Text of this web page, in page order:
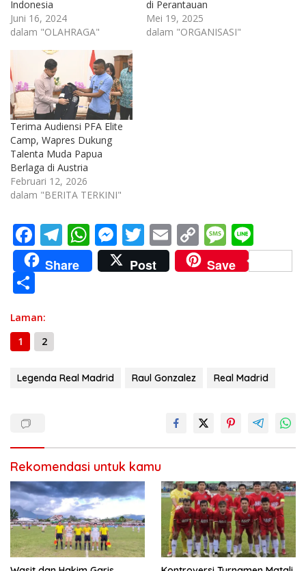
Indonesia
Juni 16, 2024
dalam "OLAHRAGA"
di Perantauan
Mei 19, 2025
dalam "ORGANISASI"
Terima Audiensi PFA Elite
Camp, Wapres Dukung
Talenta Muda Papua
Berlaga di Austria
Februari 12, 2026
dalam "BERITA TERKINI"
F
ac
e
o
o
T
el
e
W
h
at
p
M
e
ss
T
w
itt
E
m
ai
C
o
p
M
e
ss
n
e
Share Post Save
ar
e
Laman:
1
2
Legenda Real Madrid Raul Gonzalez Real Madrid
Rekomendasi untuk kamu